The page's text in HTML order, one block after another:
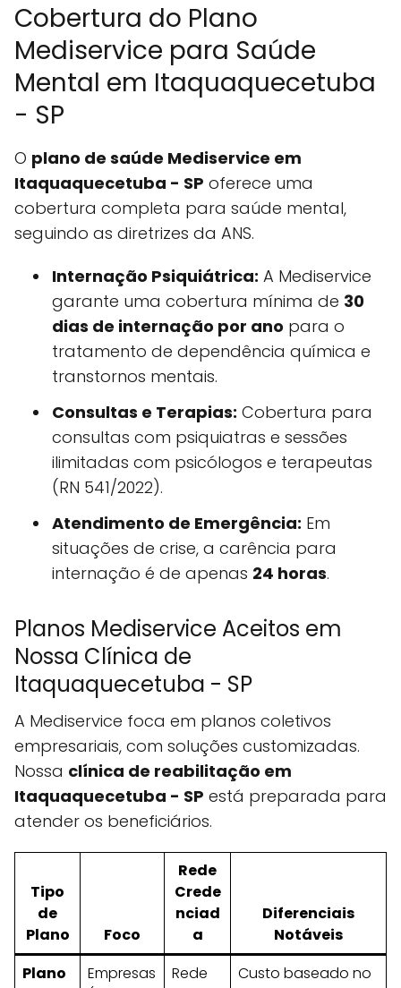
Cobertura do Plano
Mediservice para Saúde
Mental em Itaquaquecetuba
- SP
O plano de saúde Mediservice em
Itaquaquecetuba - SP oferece uma
cobertura completa para saúde mental,
seguindo as diretrizes da ANS.
Internação Psiquiátrica: A Mediservice
garante uma cobertura mínima de 30
dias de internação por ano para o
tratamento de dependência química e
transtornos mentais.
Consultas e Terapias: Cobertura para
consultas com psiquiatras e sessões
ilimitadas com psicólogos e terapeutas
(RN 541/2022).
Atendimento de Emergência: Em
situações de crise, a carência para
internação é de apenas 24 horas.
Planos Mediservice Aceitos em
Nossa Clínica de
Itaquaquecetuba - SP
A Mediservice foca em planos coletivos
empresariais, com soluções customizadas.
Nossa clínica de reabilitação em
Itaquaquecetuba - SP está preparada para
atender os beneficiários.
Tipo
de
Plano
Foco
Rede
Crede
nciad
a
Diferenciais
Notáveis
Plano
Empresas
Rede
Custo baseado no